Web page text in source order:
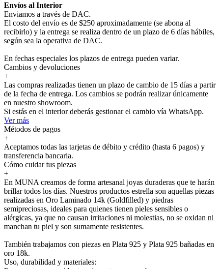
Envíos al Interior
Enviamos a través de DAC.
El costo del envío es de $250 aproximadamente (se abona al
recibirlo) y la entrega se realiza dentro de un plazo de 6 días hábiles,
según sea la operativa de DAC.
En fechas especiales los plazos de entrega pueden variar.
Cambios y devoluciones
+
Las compras realizadas tienen un plazo de cambio de 15 días a partir
de la fecha de entrega. Los cambios se podrán realizar únicamente
en nuestro showroom.
Si estás en el interior deberás gestionar el cambio vía WhatsApp.
Ver más
Métodos de pagos
+
Aceptamos todas las tarjetas de débito y crédito (hasta 6 pagos) y
transferencia bancaria.
Cómo cuidar tus piezas
+
En MUNA creamos de forma artesanal joyas duraderas que te harán
brillar todos los días. Nuestros productos estrella son aquellas piezas
realizadas en Oro Laminado 14k (Goldfilled) y piedras
semipreciosas, ideales para quienes tienen pieles sensibles o
alérgicas, ya que no causan irritaciones ni molestias, no se oxidan ni
manchan tu piel y son sumamente resistentes.
También trabajamos con piezas en Plata 925 y Plata 925 bañadas en
oro 18k.
Uso, durabilidad y materiales: